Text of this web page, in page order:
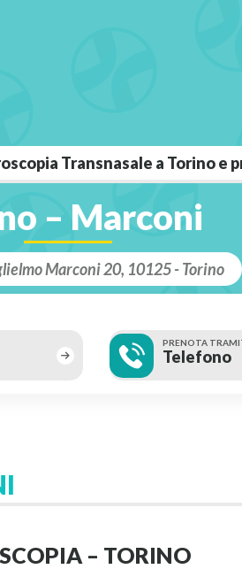
Transnasale a Torino e
– Marconi
Marconi 20, 10125 - Torino
PRENOTA
Telefono
– TORINO